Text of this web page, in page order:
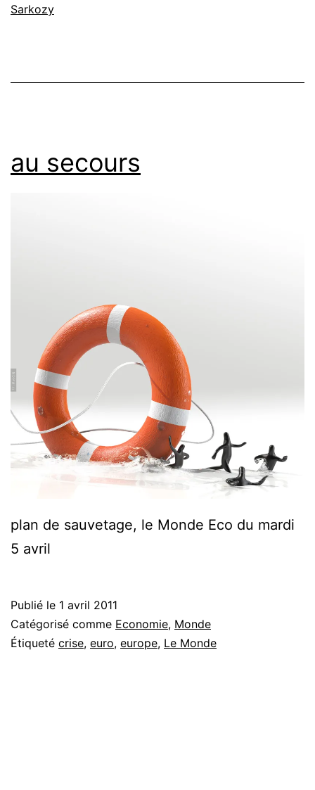
Sarkozy
au secours
plan de sauvetage, le Monde Eco du mardi
5 avril
Publié le 1 avril 2011
Catégorisé comme Economie, Monde
Étiqueté crise, euro, europe, Le Monde